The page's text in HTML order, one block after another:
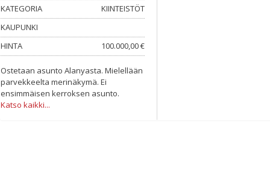
KATEGORIA
KIINTEISTÖT
KAUPUNKI
HINTA
100.000,00 €
Ostetaan asunto Alanyasta. Mielellään
parvekkeelta merinäkymä. Ei
ensimmäisen kerroksen asunto.
Katso kaikki...